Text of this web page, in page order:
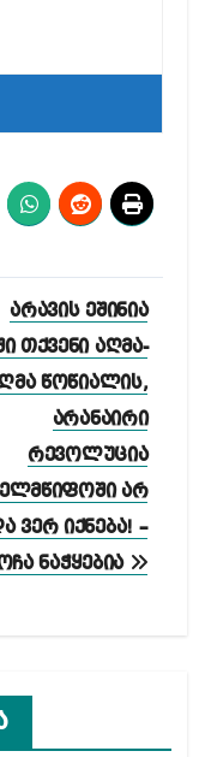
არავის ეშინია
თქვენი აღმა-
წოწიალის,
არანაირი
რევოლუცია
არ
ვერ იქნება! –
ნაჭყებია